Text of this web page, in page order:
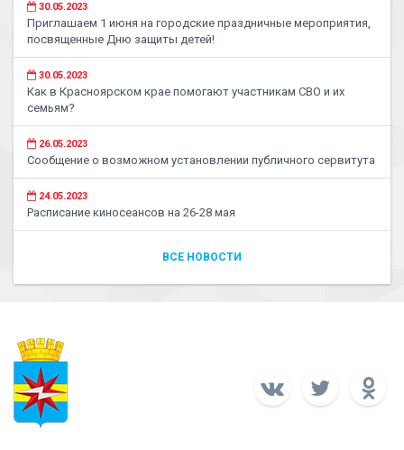
30.05.2023
Приглашаем 1 июня на городские праздничные мероприятия,
посвященные Дню защиты детей!
30.05.2023
Как в Красноярском крае помогают участникам СВО и их
семьям?
26.05.2023
Сообщение о возможном установлении публичного сервитута
24.05.2023
Расписание киносеансов на 26-28 мая
ВСЕ НОВОСТИ